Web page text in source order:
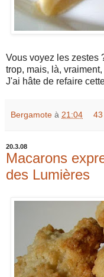
Vous voyez les zestes
trop, mais, là,
J'ai hâte de refaire
Bergamote à 21:04
20.3.08
Macarons
des Lumières